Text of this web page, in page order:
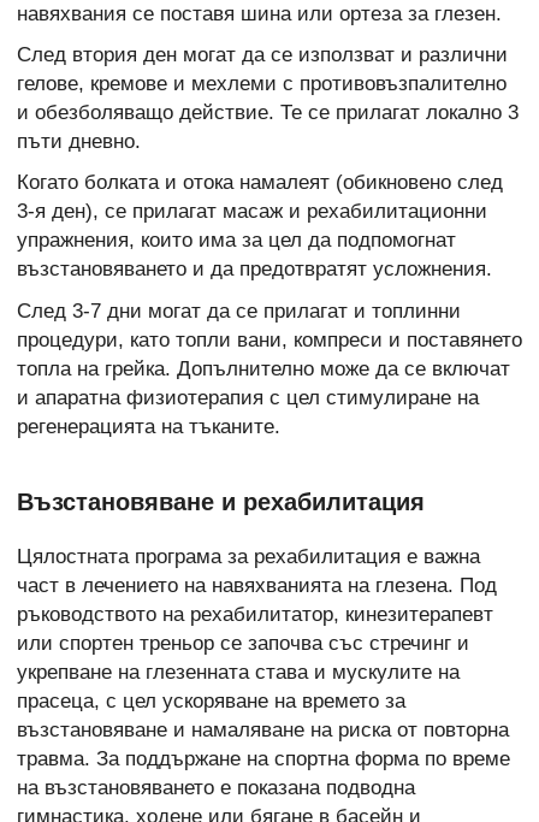
навяхвания се поставя шина или ортеза за глезен.
След втория ден могат да се използват и различни
гелове, кремове и мехлеми с противовъзпалително
и обезболяващо действие. Те се прилагат локално 3
пъти дневно.
Когато болката и отока намалеят (обикновено след
3-я ден), се прилагат масаж и рехабилитационни
упражнения, които има за цел да подпомогнат
възстановяването и да предотвратят усложнения.
След 3-7 дни могат да се прилагат и топлинни
процедури, като топли вани, компреси и поставянето
топла на грейка. Допълнително може да се включат
и апаратна физиотерапия с цел стимулиране на
регенерацията на тъканите.
Възстановяване и рехабилитация
Цялостната програма за рехабилитация е важна
част в лечението на навяхванията на глезена. Под
ръководството на рехабилитатор, кинезитерапевт
или спортен треньор се започва със стречинг и
укрепване на глезенната става и мускулите на
прасеца, с цел ускоряване на времето за
възстановяване и намаляване на риска от повторна
травма. За поддържане на спортна форма по време
на възстановяването е показана подводна
гимнастика, ходене или бягане в басейн и